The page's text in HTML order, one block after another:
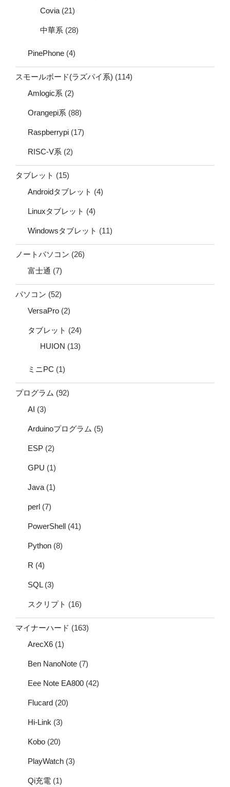
Covia (21)
中華系 (28)
PinePhone (4)
スモールボード(ラズパイ系) (114)
Amlogic系 (2)
Orangepi系 (88)
Raspberrypi (17)
RISC-V系 (2)
タブレット (15)
Androidタブレット (4)
Linuxタブレット (4)
Windowsタブレット (11)
ノートパソコン (26)
富士通 (7)
パソコン (52)
VersaPro (2)
タブレット (24)
HUION (13)
ミニPC (1)
プログラム (92)
AI (3)
Arduinoプログラム (5)
ESP (2)
GPU (1)
Java (1)
perl (7)
PowerShell (41)
Python (8)
R (4)
SQL(3)
スクリプト (16)
マイナーハード (163)
ArecX6 (1)
Ben NanoNote (7)
Eee Note EA800 (42)
Flucard (20)
Hi-Link (3)
Kobo (20)
PlayWatch (3)
Qi充電 (1)